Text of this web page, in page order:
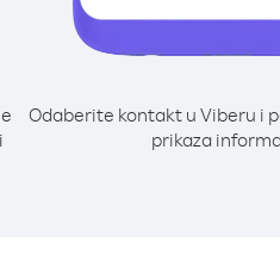
Odaberite kontakt u Viberu i
prikaza